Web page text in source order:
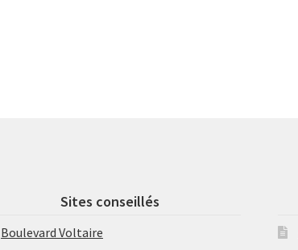
Sites conseillés
Boulevard Voltaire